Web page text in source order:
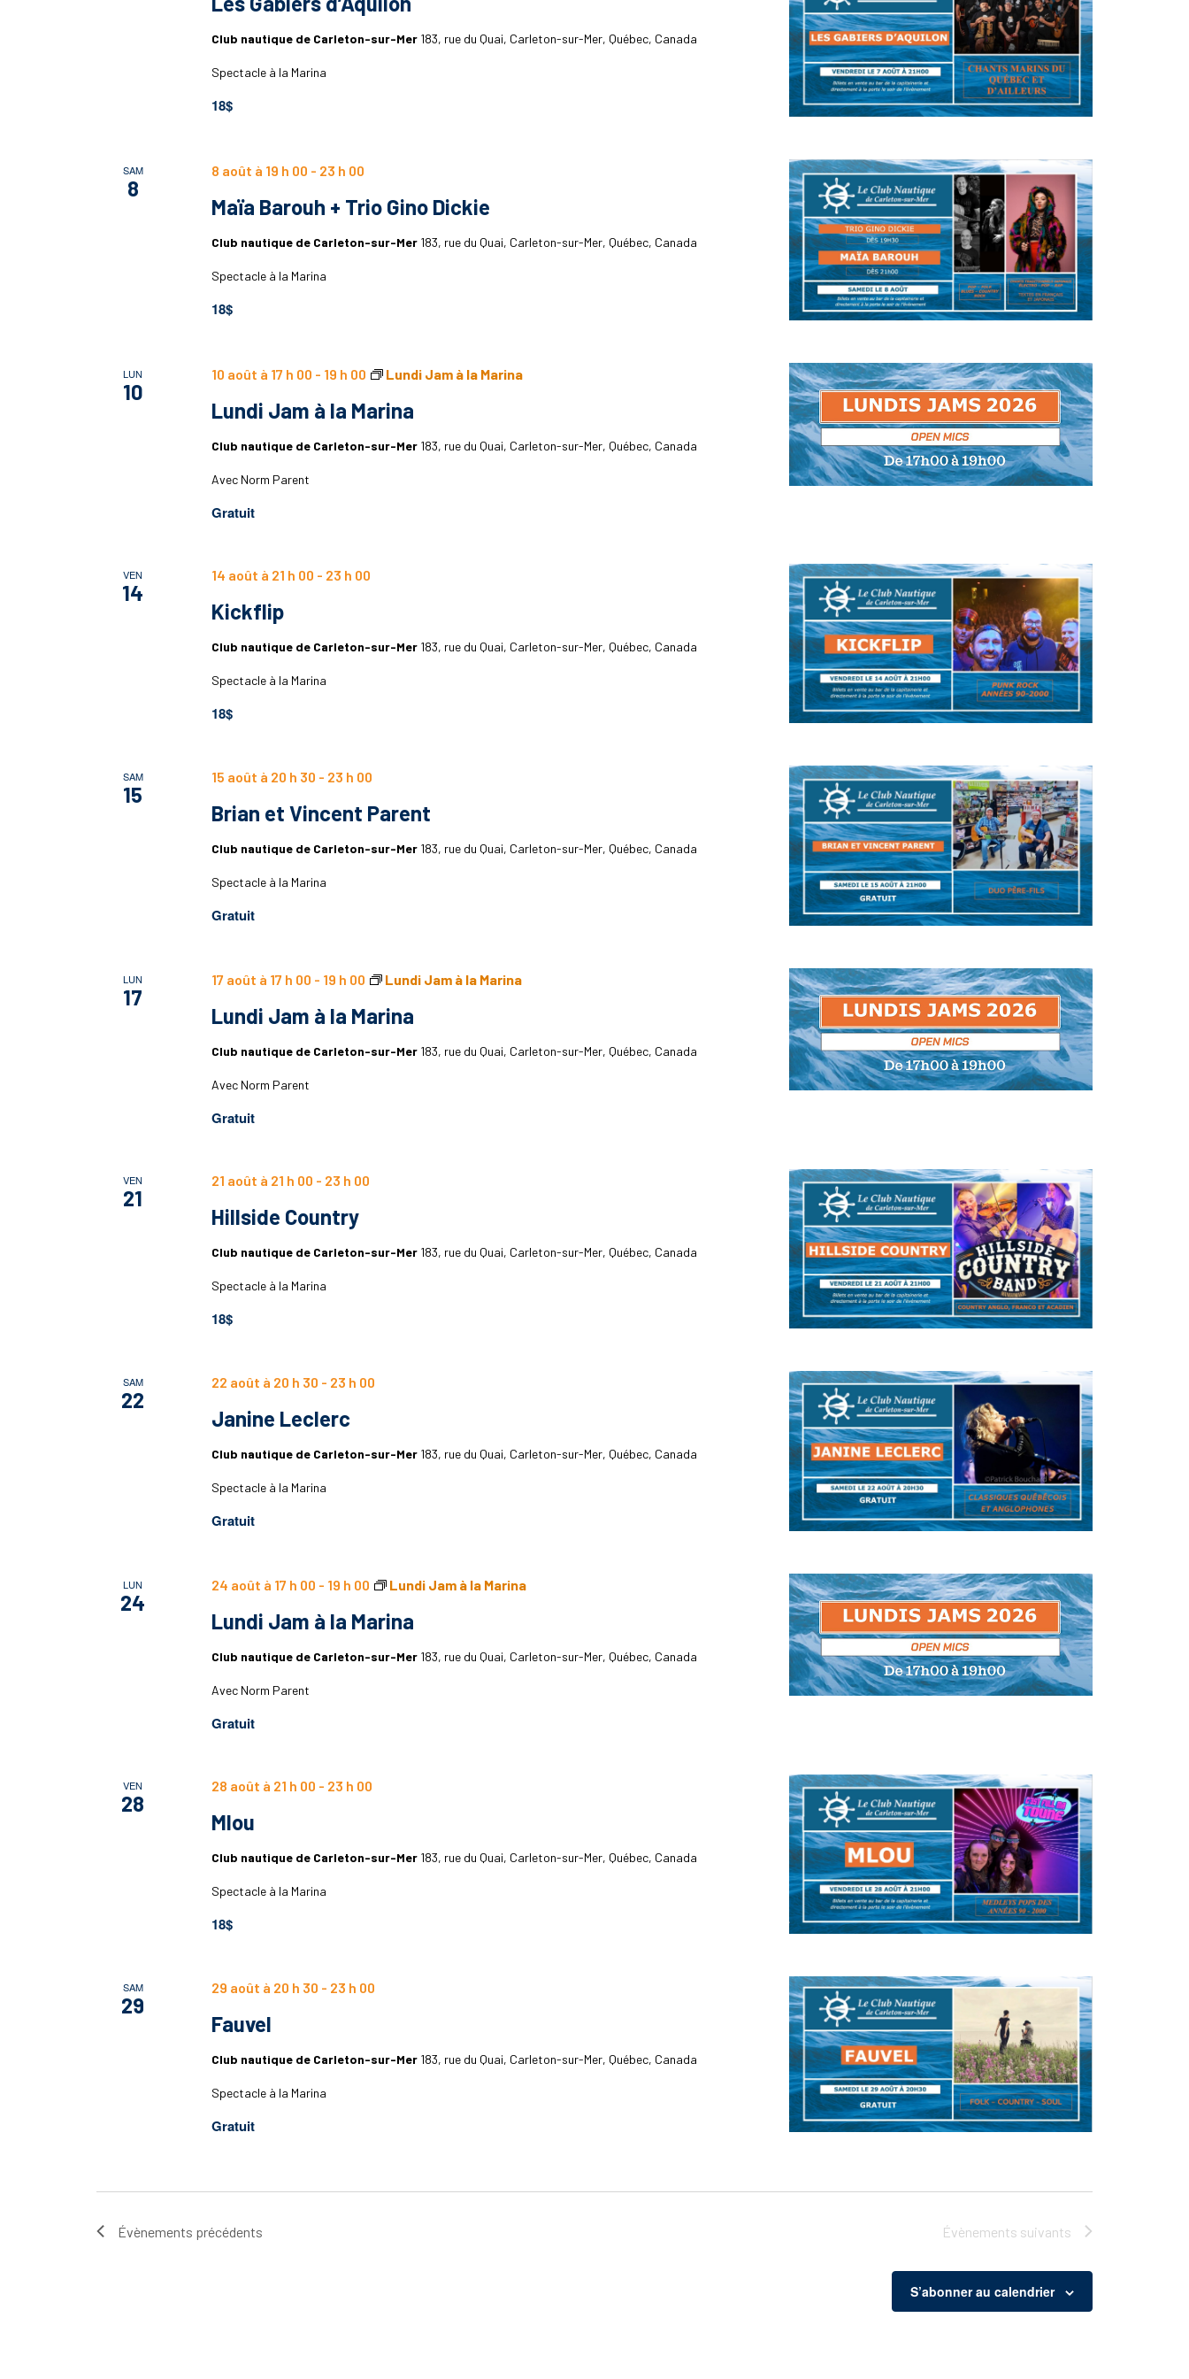
Club nautique de Carleton-sur-Mer 183, rue du Quai, Carleton-sur-Mer, Québec, Canada
Spectacle à la Marina
18$
SAM
8
Maïa Barouh + Trio Gino Dickie
8 août à 19 h 00 - 23 h 00
Club nautique de Carleton-sur-Mer 183, rue du Quai, Carleton-sur-Mer, Québec, Canada
Spectacle à la Marina
18$
LUN
10
Lundi Jam à la Marina
10 août à 17 h 00 - 19 h 00 Lundi Jam à la Marina
Club nautique de Carleton-sur-Mer 183, rue du Quai, Carleton-sur-Mer, Québec, Canada
Avec Norm Parent
Gratuit
VEN
14
Kickflip
14 août à 21 h 00 - 23 h 00
Club nautique de Carleton-sur-Mer 183, rue du Quai, Carleton-sur-Mer, Québec, Canada
Spectacle à la Marina
18$
SAM
15
Brian et Vincent Parent
15 août à 20 h 30 - 23 h 00
Club nautique de Carleton-sur-Mer 183, rue du Quai, Carleton-sur-Mer, Québec, Canada
Spectacle à la Marina
Gratuit
LUN
17
Lundi Jam à la Marina
17 août à 17 h 00 - 19 h 00 Lundi Jam à la Marina
Club nautique de Carleton-sur-Mer 183, rue du Quai, Carleton-sur-Mer, Québec, Canada
Avec Norm Parent
Gratuit
VEN
21
Hillside Country
21 août à 21 h 00 - 23 h 00
Club nautique de Carleton-sur-Mer 183, rue du Quai, Carleton-sur-Mer, Québec, Canada
Spectacle à la Marina
18$
SAM
22
Janine Leclerc
22 août à 20 h 30 - 23 h 00
Club nautique de Carleton-sur-Mer 183, rue du Quai, Carleton-sur-Mer, Québec, Canada
Spectacle à la Marina
Gratuit
LUN
24
Lundi Jam à la Marina
24 août à 17 h 00 - 19 h 00 Lundi Jam à la Marina
Club nautique de Carleton-sur-Mer 183, rue du Quai, Carleton-sur-Mer, Québec, Canada
Avec Norm Parent
Gratuit
VEN
28
Mlou
28 août à 21 h 00 - 23 h 00
Club nautique de Carleton-sur-Mer 183, rue du Quai, Carleton-sur-Mer, Québec, Canada
Spectacle à la Marina
18$
SAM
29
Fauvel
29 août à 20 h 30 - 23 h 00
Club nautique de Carleton-sur-Mer 183, rue du Quai, Carleton-sur-Mer, Québec, Canada
Spectacle à la Marina
Gratuit
Évènements précédents Évènements suivants
S’abonner au calendrier